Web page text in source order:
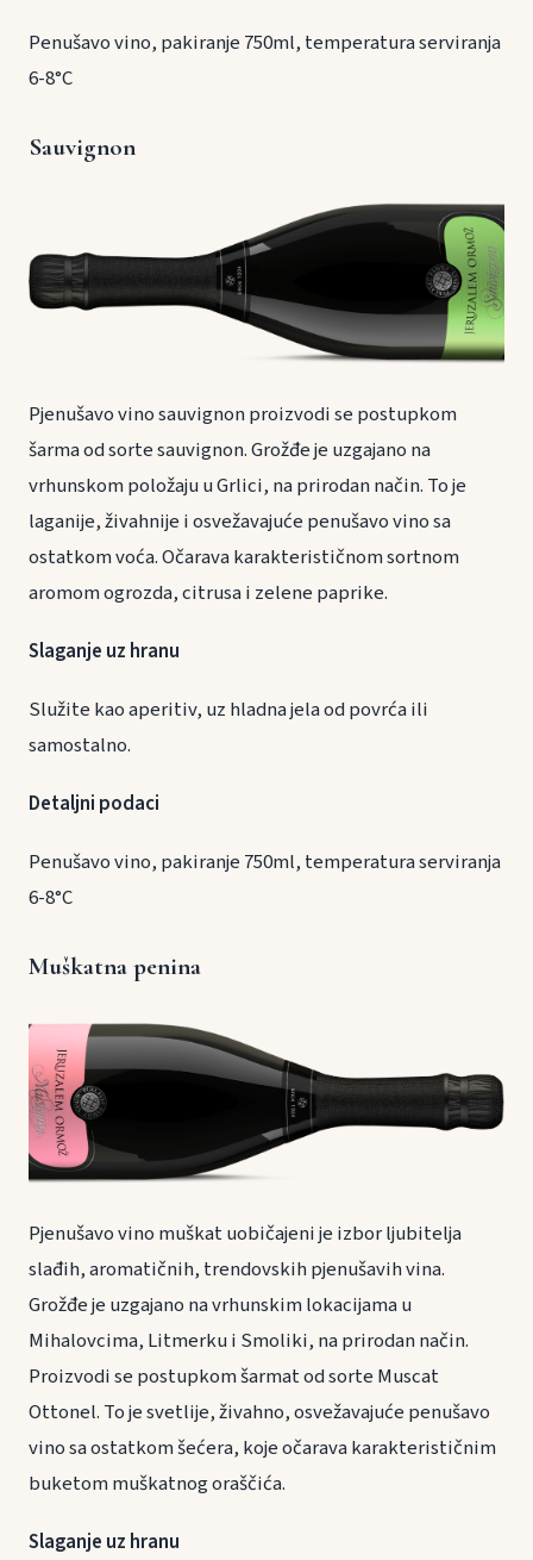
Penušavo vino, pakiranje 750ml, temperatura serviranja
6-8°C
Sauvignon
Pjenušavo vino sauvignon proizvodi se postupkom
šarma od sorte sauvignon. Grožđe je uzgajano na
vrhunskom položaju u Grlici, na prirodan način. To je
laganije, živahnije i osvežavajuće penušavo vino sa
ostatkom voća. Očarava karakterističnom sortnom
aromom ogrozda, citrusa i zelene paprike.
Slaganje uz hranu
Služite kao aperitiv, uz hladna jela od povrća ili
samostalno.
Detaljni podaci
Penušavo vino, pakiranje 750ml, temperatura serviranja
6-8°C
Muškatna penina
Pjenušavo vino muškat uobičajeni je izbor ljubitelja
slađih, aromatičnih, trendovskih pjenušavih vina.
Grožđe je uzgajano na vrhunskim lokacijama u
Mihalovcima, Litmerku i Smoliki, na prirodan način.
Proizvodi se postupkom šarmat od sorte Muscat
Ottonel. To je svetlije, živahno, osvežavajuće penušavo
vino sa ostatkom šećera, koje očarava karakterističnim
buketom muškatnog oraščića.
Slaganje uz hranu